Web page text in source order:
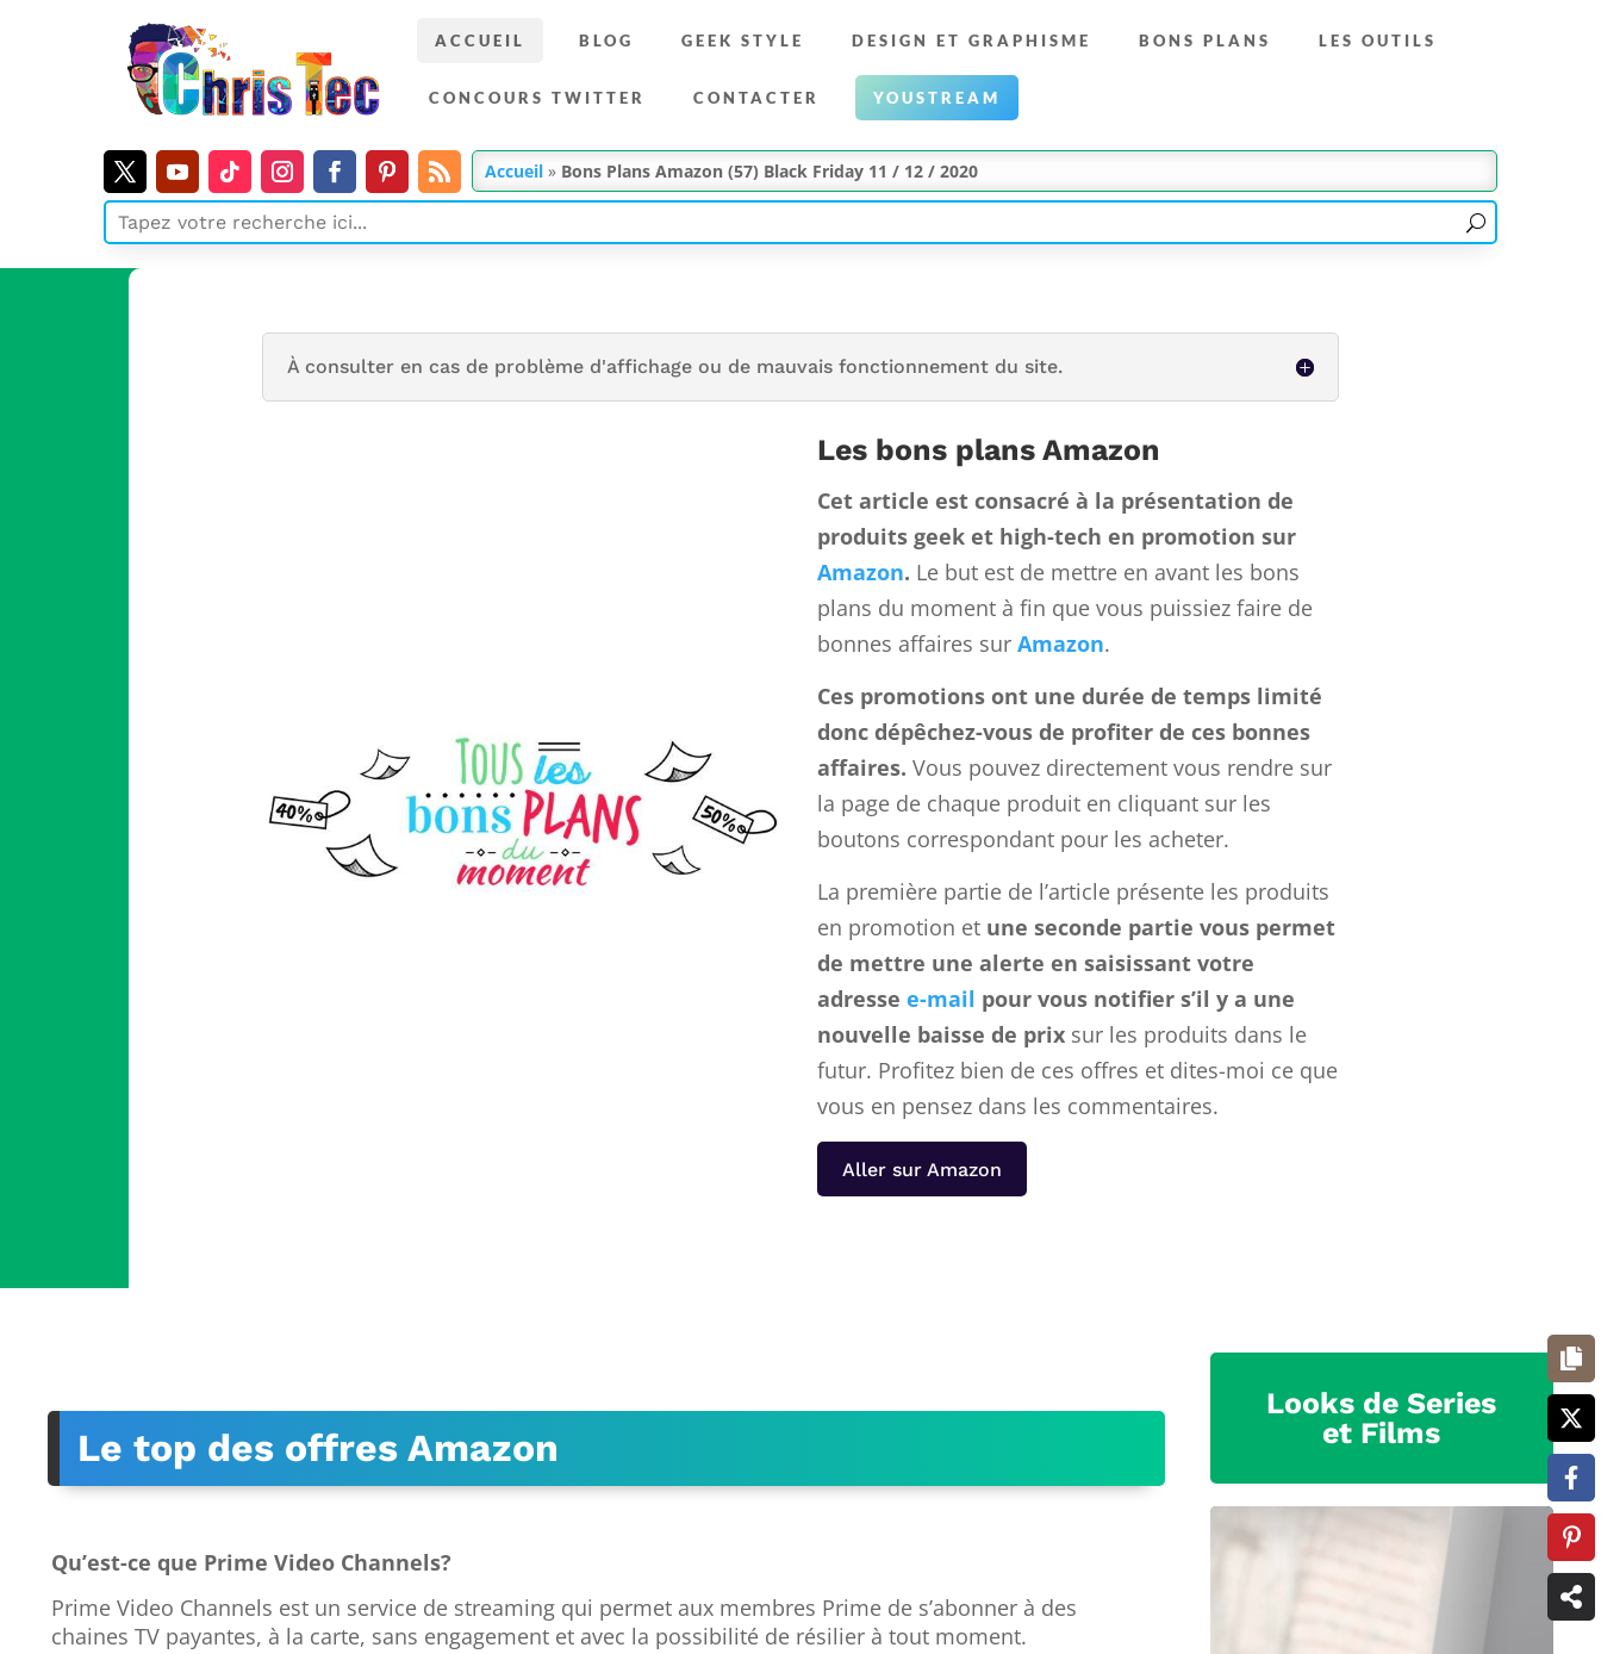
ACCUEIL BLOG GEEK STYLE DESIGN ET GRAPHISME BONS PLANS LES OUTILS
CONCOURS TWITTER CONTACTER YOUSTREAM
Accueil » Bons Plans Amazon (57) Black Friday 11 / 12 / 2020
À consulter en cas de problème d'affichage ou de mauvais fonctionnement du site.
Les bons plans Amazon
Cet article est consacré à la présentation de
produits geek et high-tech en promotion sur
Amazon. Le but est de mettre en avant les bons
plans du moment à fin que vous puissiez faire de
bonnes affaires sur Amazon.
Ces promotions ont une durée de temps limité
donc dépêchez-vous de profiter de ces bonnes
affaires. Vous pouvez directement vous rendre sur
la page de chaque produit en cliquant sur les
boutons correspondant pour les acheter.
La première partie de l’article présente les produits
en promotion et une seconde partie vous permet
de mettre une alerte en saisissant votre
adresse e-mail pour vous notifier s’il y a une
nouvelle baisse de prixsur les produits dans le
futur. Profitez bien de ces offres et dites-moi ce que
vous en pensez dans les commentaires.
Aller sur Amazon
Le top des offres Amazon
Qu’est-ce que Prime Video Channels?
Prime Video Channels est un service de streaming qui permet aux membres Prime de s’abonner à des
chaines TV payantes, à la carte, sans engagement et avec la possibilité de résilier à tout moment.
Looks de Series
et Films